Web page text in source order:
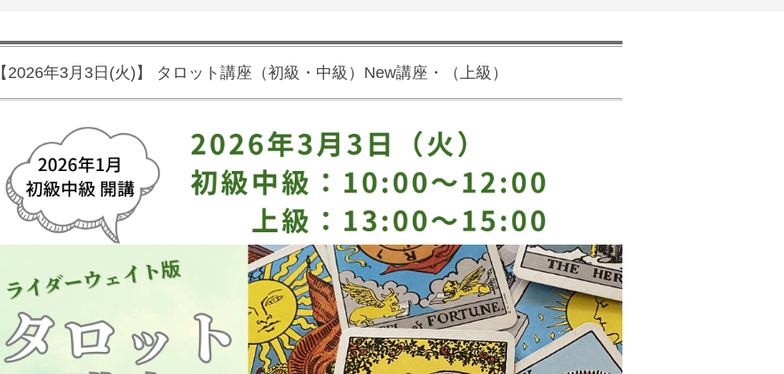
【2026年3月3日(火)】 タロット講座（初級・中級）New講座・（上級）